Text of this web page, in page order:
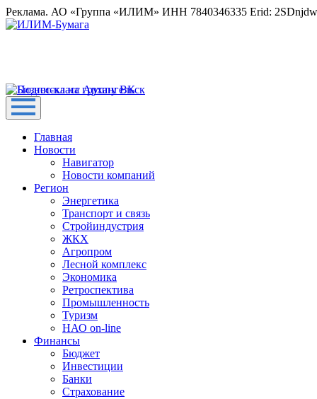
Реклама. АО «Группа «ИЛИМ» ИНН 7840346335 Erid:
Главная
Новости
Навигатор
Новости компаний
Регион
Энергетика
Транспорт и связь
Стройиндустрия
ЖКХ
Агропром
Лесной комплекс
Экономика
Ретроспектива
Промышленность
Туризм
НАО on-line
Финансы
Бюджет
Инвестиции
Банки
Страхование